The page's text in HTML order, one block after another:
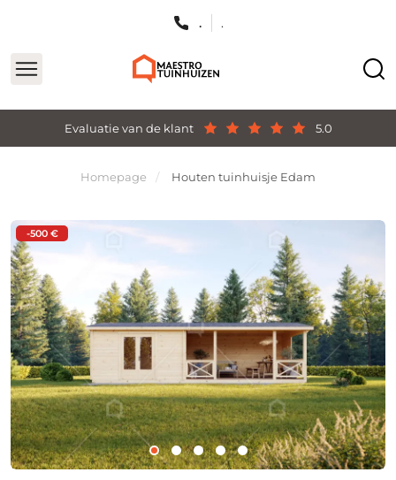
Evaluatie van de klant 5.0
. .
Homepage Houten tuinhuisje Edam
-500 €